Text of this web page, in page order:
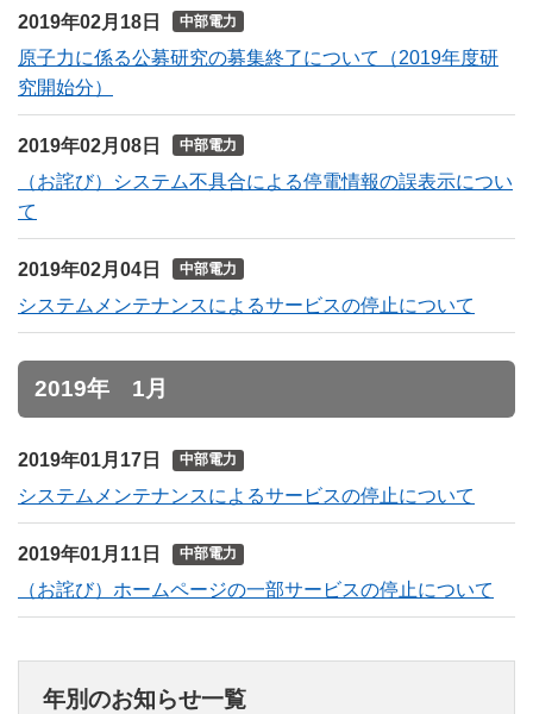
2019年02月18日 中部電力
原子力に係る公募研究の募集終了について（2019年度研
究開始分）
2019年02月08日 中部電力
（お詫び）システム不具合による停電情報の誤表示につい
て
2019年02月04日 中部電力
システムメンテナンスによるサービスの停止について
2019年 1月
2019年01月17日 中部電力
システムメンテナンスによるサービスの停止について
2019年01月11日 中部電力
（お詫び）ホームページの一部サービスの停止について
年別のお知らせ一覧